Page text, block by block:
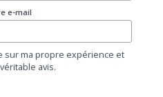
e-mail
sur ma propre expérience et
avis.